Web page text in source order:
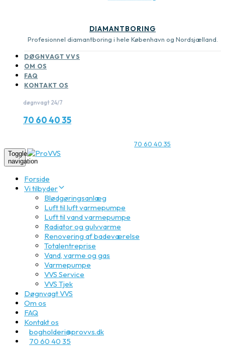
DIAMANTBORING
Profesionnel diamantboring i hele København og Nordsjælland.
DØGNVAGT VVS
OM OS
FAQ
KONTAKT OS
døgnvagt 24/7
70 60 40 35
70 60 40 35
Toggle
navigation
Forside
Vi tilbyder
Blødgøringsanlæg
Luft til luft varmepumpe
Luft til vand varmepumpe
Radiator og gulvvarme
Renovering af badeværelse
Totalentreprise
Vand, varme og gas
Varmepumpe
VVS Service
VVS Tjek
Døgnvagt VVS
Om os
FAQ
Kontakt os
bogholderi@provvs.dk
70 60 40 35